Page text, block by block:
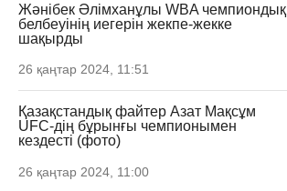
Жәнібек Әлімханұлы WBA чемпиондық
белбеуінің иегерін жекпе-жекке
шақырды
26 қаңтар 2024, 11:51
Қазақстандық файтер Азат Мақсұм
UFC-дің бұрынғы чемпионымен
кездесті (фото)
26 қаңтар 2024, 11:00